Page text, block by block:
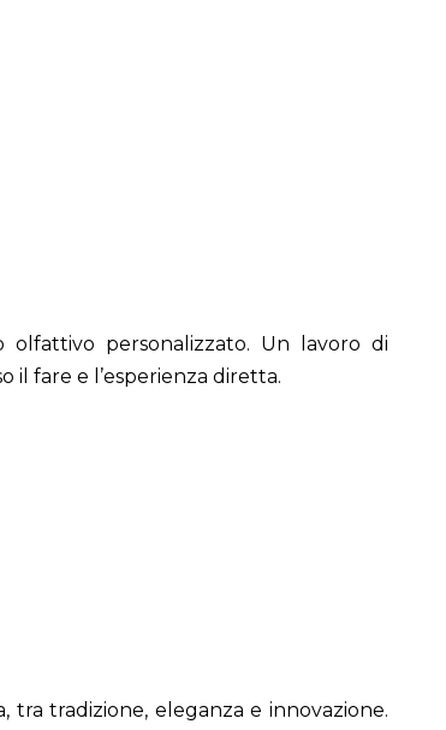
olfattivo personalizzato. Un lavoro di
il fare e l’esperienza diretta.
tradizione, eleganza e innovazione.